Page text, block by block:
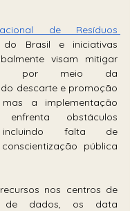
de Resíduos
do Brasil e iniciativas
visam mitigar
por meio da
descarte e promoção
a implementação
obstáculos
incluindo falta de
pública
nos centros de
de dados, os data